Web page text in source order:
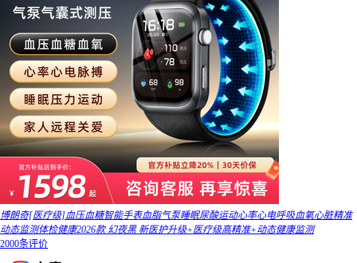
博朗奇[医疗级]血压血糖智能手表血脂气泵睡眠尿酸运动心率心电呼吸血氧心脏精准
动态监测体检健康2026款 幻夜黑 新医护升级+医疗级高精准+动态健康监测
2000条评价